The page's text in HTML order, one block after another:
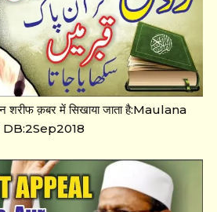
शरीफ क़बर में सिखाया जाता है:Maulana